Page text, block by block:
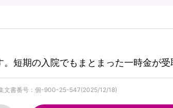
短期の入院でもまとまった一時金が受
文書番号：個-900-25-547(2025/12/18)